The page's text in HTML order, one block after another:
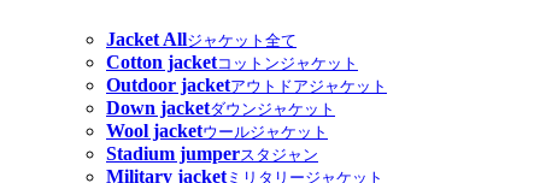
Jacket Allジャケット全て
Cotton jacketコットンジャケット
Outdoor jacketアウトドアジャケット
Down jacketダウンジャケット
Wool jacketウールジャケット
Stadium jumperスタジャン
Military jacketミリタリージャケット